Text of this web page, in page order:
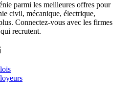
parmi les meilleures offres pour
civil, mécanique, électrique,
Connectez-vous avec les firmes
recrutent.